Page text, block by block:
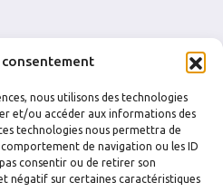
nous utilisons des technologies
et/ou accéder aux informations des
technologies nous permettra de
de navigation ou les ID
consentir ou de retirer son
négatif sur certaines caractéristiques